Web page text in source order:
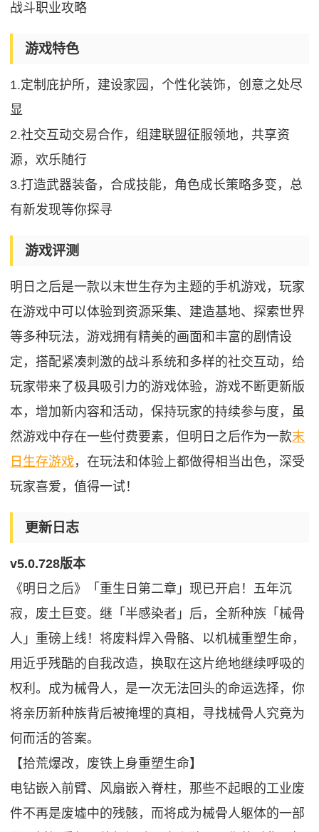
战斗职业攻略
游戏特色
1.定制庇护所，建设家园，个性化装饰，创意之处尽
显
2.社交互动交易合作，组建联盟征服领地，共享资
源，欢乐随行
3.打造武器装备，合成技能，角色成长策略多变，总
有新发现等你探寻
游戏评测
明日之后是一款以末世生存为主题的手机游戏，玩家
在游戏中可以体验到资源采集、建造基地、探索世界
等多种玩法，游戏拥有精美的画面和丰富的剧情设
定，搭配紧凑刺激的战斗系统和多样的社交互动，给
玩家带来了极具吸引力的游戏体验，游戏不断更新版
本，增加新内容和活动，保持玩家的持续参与度，虽
然游戏中存在一些付费要素，但明日之后作为一款末
日生存游戏 ，在玩法和体验上都做得相当出色，深受
玩家喜爱，值得一试！
更新日志
v5.0.728版本
《明日之后》「重生日第二章」现已开启！五年沉
寂，废土巨变。继「半感染者」后，全新种族「械骨
人」重磅上线！将废料焊入骨骼、以机械重塑生命，
用近乎残酷的自我改造，换取在这片绝地继续呼吸的
权利。成为械骨人，是一次无法回头的命运选择，你
将亲历新种族背后被掩埋的真相，寻找械骨人究竟为
何而活的答案。
【拾荒爆改，废铁上身重塑生命】
电钻嵌入前臂、风扇嵌入脊柱，那些不起眼的工业废
件不再是废墟中的残骸，而将成为械骨人躯体的一部